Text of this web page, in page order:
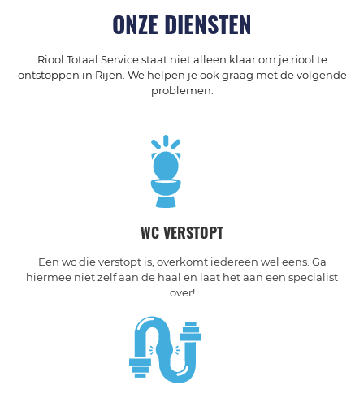
ONZE DIENSTEN
Riool Totaal Service staat niet alleen klaar om je riool te
ontstoppen in Rijen. We helpen je ook graag met de volgende
problemen:
WC VERSTOPT
Een wc die verstopt is, overkomt iedereen wel eens. Ga
hiermee niet zelf aan de haal en laat het aan een specialist
over!